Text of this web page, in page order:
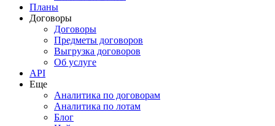
Планы
Договоры
Договоры
Предметы договоров
Выгрузка договоров
Об услуге
API
Еще
Аналитика по договорам
Аналитика по лотам
Блог